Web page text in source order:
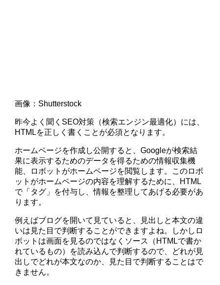
画像：Shutterstock
昨今よく聞くSEO対策（検索エンジン最適化）には、
HTMLを正しく書くことが必須となります。
ホームページを作成し公開すると、Googleが検索結
果に表示するためのデータを得るための情報収集機
能、ロボットがホームページを閲覧します。このロボ
ットがホームページの内容を理解するために、HTML
で「タグ」を付与し、情報を整理してあげる必要があ
ります。
例えばブログを開いて見ていると、見出しと本文の違
いは見た目で判断することができますよね。しかしロ
ボットは画面を見るのではなくソース（HTMLで書か
れているもの）を読み込んで判断するので、どれが見
出しでどれが本文なのか、見た目で判断することはで
きません。